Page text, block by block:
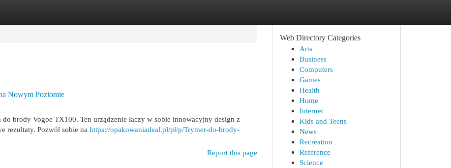
Nowym Poziomie
brody Vogoe TX100. Ten urządzenie łączy w sobie innowacyjny design z
rezultaty. Pozwól sobie na https://opakowaniadeal.pl/pl/p/Trymer-do-brody-
Report this page
Web Directory Categories
Arts
Business
Computers
Games
Health
Home
Internet
Kids and Teens
News
Recreation
Reference
Science